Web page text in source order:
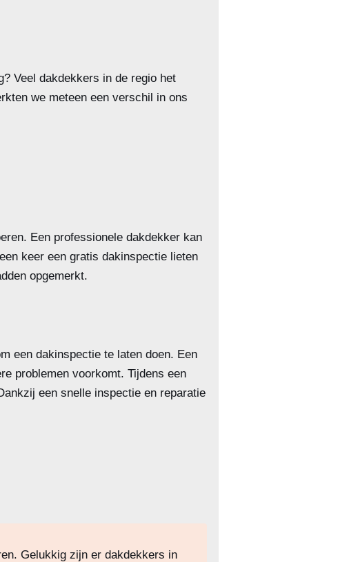
Veel dakdekkers in de regio het
we meteen een verschil in ons
Een professionele dakdekker kan
keer een gratis dakinspectie lieten
opgemerkt.
een dakinspectie te laten doen. Een
problemen voorkomt. Tijdens een
een snelle inspectie en reparatie
Gelukkig zijn er dakdekkers in